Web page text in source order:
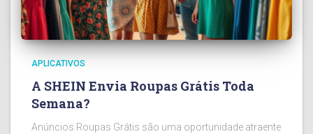
APLICATIVOS
A SHEIN Envia Roupas Grátis Toda
Semana?
Anúncios Roupas Grátis são uma oportunidade atraente